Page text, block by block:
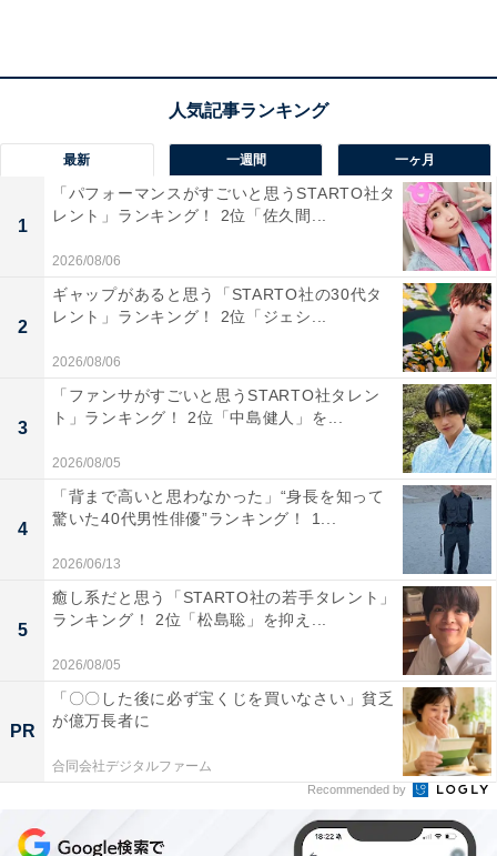
東京都の多摩地域南西部に位置する市で、都心へのアク
セスと自然の豊かさを兼ね備えています。高尾山などの
自然スポットがあり、四季折々の美しい景色を楽しめま
す。大学が多く、活気がありながらも、生活費が都心部
に比べて抑えられる点も魅力です。医療機関や商業施設
も整っており、比較的ゆったりとした老後を送るのに適
しています。
回答者からは「23区以外なら1番東京に近い生活利便施
設を揃えているから」（40代女性／神奈川県）、「比較
的静かで過ごしやすいが交通もしっかりしているから」
（30代女性／茨城県）、「自然が多く、落ち着いた生活
ができる一方で、買い物や医療も便利です。高尾山など
自然が身近にあり、散歩やハイキングも楽しめます。老
後を穏やかに過ごせる街です」（30代女性／大阪府）と
※回答者からのコメントは原文ママです
この記事の執筆者：
All About ニュースの編集者。オールアバウトに入社後、SNSトレン
ドにフォーカスした記事執筆やSEOライティングの経験を経て、の
ちにAll About ニュースチームのメンバーに加入。現在は旅行・カル
チャー・エンタメなどを中心に企画編集を担当。東京都出身。居酒
...続きを読む
最新 一週間 一ヶ月
1
「パフォーマンスがすごいと思うSTARTO社タ
レント」ランキング！ 2位「佐久間...
2026/08/06
2
ギャップがあると思う「STARTO社の30代タ
レント」ランキング！ 2位「ジェシ...
2026/08/06
3
「ファンサがすごいと思うSTARTO社タレン
ト」ランキング！ 2位「中島健人」を...
2026/08/05
4
「背まで高いと思わなかった」“身長を知って
驚いた40代男性俳優”ランキング！ 1...
2026/06/13
5
癒し系だと思う「STARTO社の若手タレント」
ランキング！ 2位「松島聡」を抑え...
2026/08/05
PR
「〇〇した後に必ず宝くじを買いなさい」貧乏
が億万長者に
合同会社デジタルファーム
Recommended by